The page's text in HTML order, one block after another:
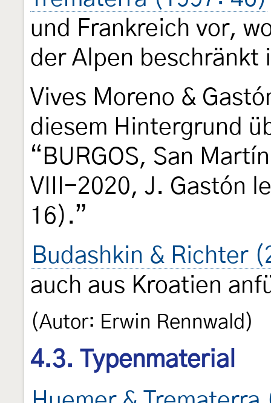
und Frankreich vor,
der Alpen beschränkt
Vives Moreno &
diesem Hintergrund
“BURGOS, San
VIII-2020, J. Gastón
16).”
Budashkin & Richter
auch aus Kroatien
(Autor: Erwin Rennwald)
4.3. Typenmaterial